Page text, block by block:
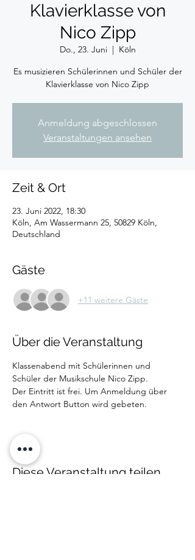
Klavierklasse von
Nico Zipp
Do., 23. Juni
  |
Köln
Es musizieren Schülerinnen und Schüler der
Klavierklasse von Nico Zipp
Anmeldung abgeschlossen
Veranstaltungen ansehen
Zeit & Ort
23. Juni 2022, 18:30
Köln, Am Wassermann 25, 50829 Köln,
Deutschland
Gäste
+11 weitere Gäste
Über die Veranstaltung
Klassenabend mit Schülerinnen und
Schüler der Musikschule Nico Zipp.
Der Eintritt ist frei. Um Anmeldung über
den Antwort Button wird gebeten.
Diese Veranstaltung teilen